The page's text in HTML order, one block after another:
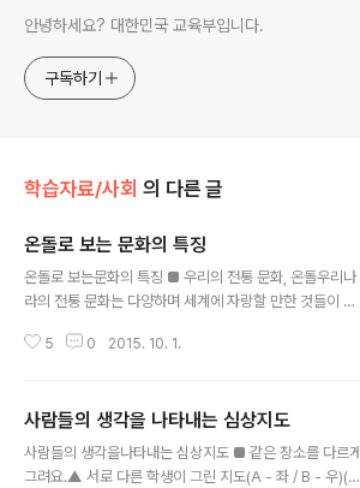
안녕하세요? 대한민국 교육부입니다.
구독하기
학습자료/사회 의 다른 글
온돌로 보는 문화의 특징
온돌로 보는문화의 특징 ■ 우리의 전통 문화, 온돌우리나
라의 전통 문화는 다양하며 세계에 자랑할 만한 것들이 많
라 사람들이 과거의 전통 문화를 버리고 서양식을 따라가
은 실용적이고 과학적인 문화입니다. 온돌의 과학은 서양
보다 1000년 이상을 앞선 발명이며 경제적이며 효율적인
난방 방식입니다. 온돌은 따뜻하게 데운 돌이란 뜻으로 에
5 0 2015. 10. 1.
사람들의 생각을 나타내는 심상지도
사람들의 생각을나타내는 심상지도 ■ 같은 장소를 다르게
그려요.▲ 서로 다른 학생이 그린 지도(A - 좌 / B - 우)(출